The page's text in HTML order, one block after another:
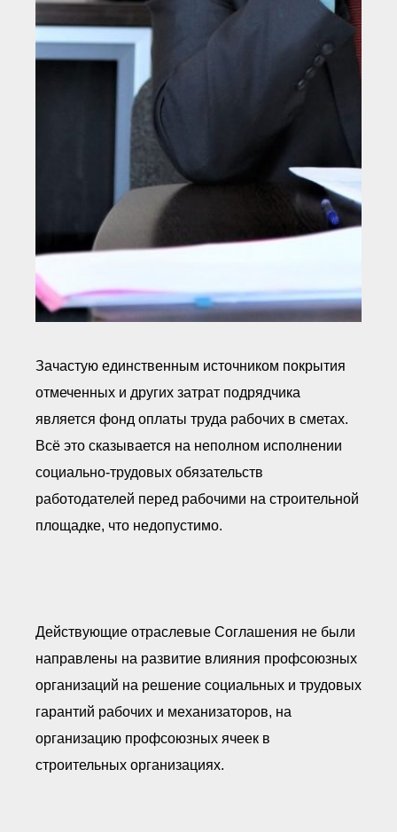
Зачастую единственным источником покрытия
отмеченных и других затрат подрядчика
является фонд оплаты труда рабочих в сметах.
Всё это сказывается на неполном исполнении
социально-трудовых обязательств
работодателей перед рабочими на строительной
площадке, что недопустимо.
Действующие отраслевые Соглашения не были
направлены на развитие влияния профсоюзных
организаций на решение социальных и трудовых
гарантий рабочих и механизаторов, на
организацию профсоюзных ячеек в
строительных организациях.